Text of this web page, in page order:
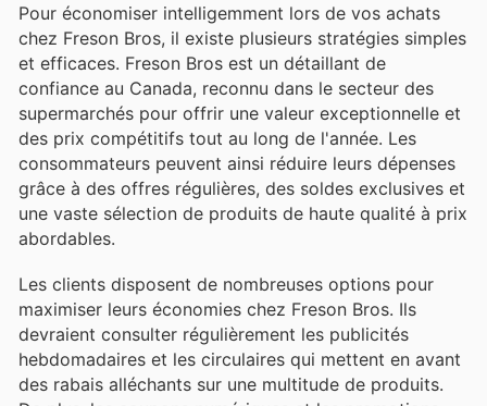
Pour économiser intelligemment lors de vos achats
chez Freson Bros, il existe plusieurs stratégies simples
et efficaces. Freson Bros est un détaillant de
confiance au Canada, reconnu dans le secteur des
supermarchés pour offrir une valeur exceptionnelle et
des prix compétitifs tout au long de l'année. Les
consommateurs peuvent ainsi réduire leurs dépenses
grâce à des offres régulières, des soldes exclusives et
une vaste sélection de produits de haute qualité à prix
abordables.
Les clients disposent de nombreuses options pour
maximiser leurs économies chez Freson Bros. Ils
devraient consulter régulièrement les publicités
hebdomadaires et les circulaires qui mettent en avant
des rabais alléchants sur une multitude de produits.